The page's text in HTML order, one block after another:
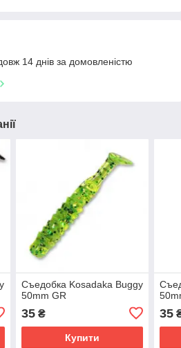
14 днів за домовленістю
Съедобка Kosadaka Buggy
50mm GR
35₴
Купити
35